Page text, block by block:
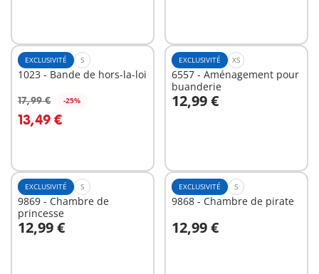
EXCLUSIVITÉ S
1023 - Bande de hors-la-loi
17,99 € -25%
13,49 €
Au panier
EXCLUSIVITÉ XS
6557 - Aménagement pour
buanderie
12,99 €
Au panier
EXCLUSIVITÉ S
9869 - Chambre de
princesse
12,99 €
Au panier
EXCLUSIVITÉ S
9868 - Chambre de pirate
12,99 €
Au panier